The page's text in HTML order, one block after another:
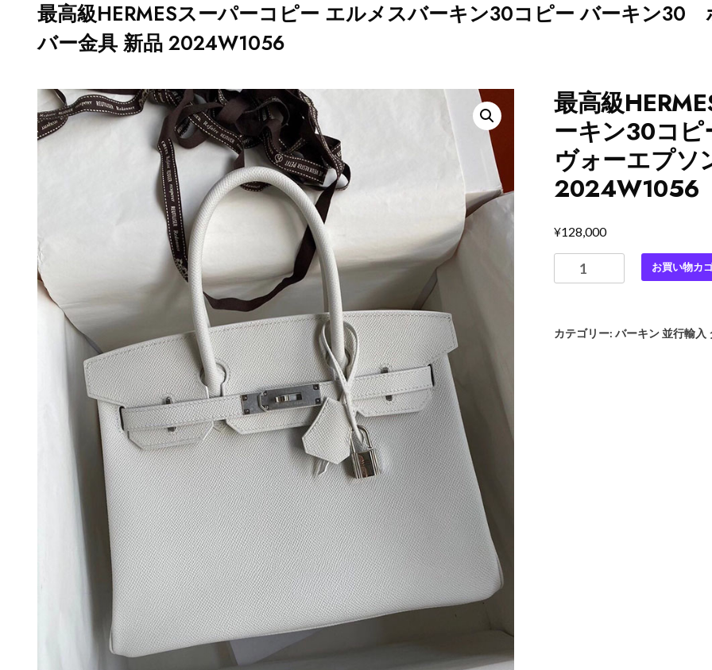
最高級HERMESスーパーコピー エルメスバーキン30コピー バーキ
バー金具 新品 2024W1056
最高級
ーキン30コ
ヴォーエプ
2024W1056
¥128,000
高
ス
お買い物カ
カテゴリー: バーキン 並行輸入